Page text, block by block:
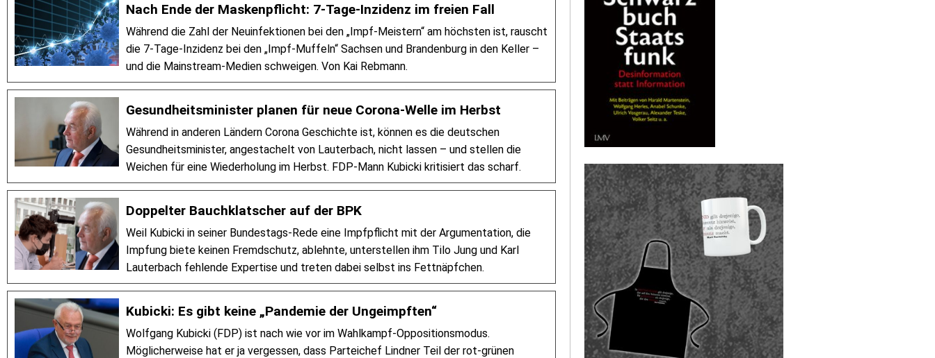
Nach Ende der Maskenpflicht: 7-Tage-Inzidenz im freien Fall
Während die Zahl der Neuinfektionen bei den „Impf-Meistern“ am höchsten ist, rauscht
die 7-Tage-Inzidenz bei den „Impf-Muffeln“ Sachsen und Brandenburg in den Keller –
und die Mainstream-Medien schweigen. Von Kai Rebmann.
Gesundheitsminister planen für neue Corona-Welle im Herbst
Während in anderen Ländern Corona Geschichte ist, können es die deutschen
Gesundheitsminister, angestachelt von Lauterbach, nicht lassen – und stellen die
Weichen für eine Wiederholung im Herbst. FDP-Mann Kubicki kritisiert das scharf.
Doppelter Bauchklatscher auf der BPK
Weil Kubicki in seiner Bundestags-Rede eine Impfpflicht mit der Argumentation, die
Impfung biete keinen Fremdschutz, ablehnte, unterstellen ihm Tilo Jung und Karl
Lauterbach fehlende Expertise und treten dabei selbst ins Fettnäpfchen.
Kubicki: Es gibt keine „Pandemie der Ungeimpften“
Wolfgang Kubicki (FDP) ist nach wie vor im Wahlkampf-Oppositionsmodus.
Möglicherweise hat er ja vergessen, dass Parteichef Lindner Teil der rot-grünen